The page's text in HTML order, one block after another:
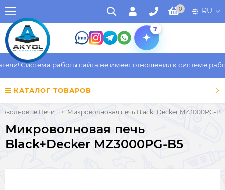
0 RU
?
Система работы сайта не имеет отношения к системе
КАТАЛОГ ТОВАРОВ
Печи Микроволновая печь Black+Decker MZ3000PG-B5
Микроволновая печь
Black+Decker MZ3000PG-B5